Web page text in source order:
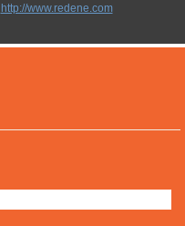
http://www.redene.com